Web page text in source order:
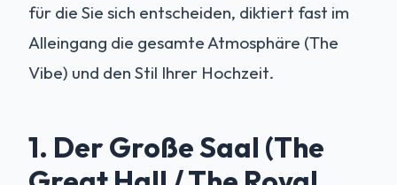
für die Sie sich entscheiden, diktiert fast im
Alleingang die gesamte Atmosphäre (The
Vibe) und den Stil Ihrer Hochzeit.
1. Der Große Saal (The